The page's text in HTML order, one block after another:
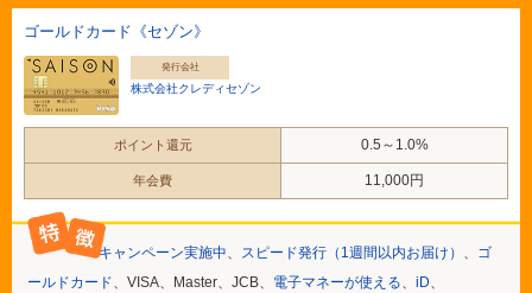
ゴールドカード《セゾン》
発行会社
株式会社クレディセゾン
ポイント還元 0.5～1.0%
年会費 11,000円
キャンペーン実施中、 スピード発行（1週間以内お届け） 、 ゴ
ールドカード、VISA、Master、JCB、 電子マネーが使える、 iD、